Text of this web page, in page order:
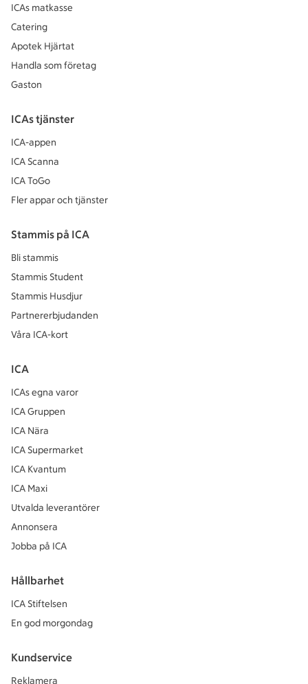
ICAs matkasse
Catering
Apotek Hjärtat
Handla som företag
Gaston
ICAs tjänster
ICA-appen
ICA Scanna
ICA ToGo
Fler appar och tjänster
Stammis på ICA
Bli stammis
Stammis Student
Stammis Husdjur
Partnererbjudanden
Våra ICA-kort
ICA
ICAs egna varor
ICA Gruppen
ICA Nära
ICA Supermarket
ICA Kvantum
ICA Maxi
Utvalda leverantörer
Annonsera
Jobba på ICA
Hållbarhet
ICA Stiftelsen
En god morgondag
Kundservice
Reklamera